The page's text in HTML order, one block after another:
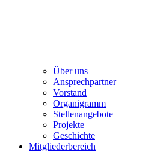
Über uns
Ansprechpartner
Vorstand
Organigramm
Stellenangebote
Projekte
Geschichte
Mitgliederbereich